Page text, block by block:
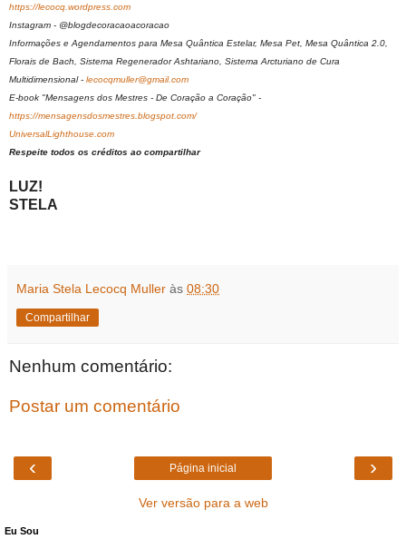
https://lecocq.wordpress.com
Instagram - @blogdecoracaoacoracao
Informações e Agendamentos para Mesa Quântica Estelar, Mesa Pet, Mesa Quântica 2.0,
Florais de Bach, Sistema Regenerador Ashtariano, Sistema Arcturiano de Cura
Multidimensional - lecocqmuller@gmail.com
E-book "Mensagens dos Mestres - De Coração a Coração" -
https://mensagensdosmestres.blogspot.com/
UniversalLighthouse.com
Respeite todos os créditos ao compartilhar
LUZ!
STELA
Maria Stela Lecocq Muller às 08:30
Compartilhar
Nenhum comentário:
Postar um comentário
‹ ›
Página inicial
Ver versão para a web
Eu Sou